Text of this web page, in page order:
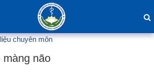
chuyên môn
màng não